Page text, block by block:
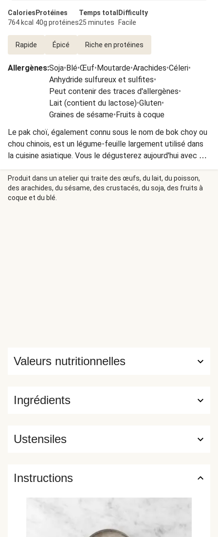
Calories
764 kcal
Protéines
40g protéines
Temps total
25 minutes
Difficulty
Facile
Rapide Épicé Riche en protéines
Allergènes:Soja•Blé•Œuf•Moutarde•Arachides•Céleri•
Anhydride sulfureux et sulfites•
Peut contenir des traces d'allergènes•
Lait (contient du lactose)•Gluten•
Graines de sésame•Fruits à coque
Le pak choï, également connu sous le nom de bok choy ou
chou chinois, est un légume-feuille largement utilisé dans
la cuisine asiatique. Vous le dégusterez aujourd'hui avec un
poulet épicé et du riz, sans oublier les cacahuètes pour la
touche de croquant !
Produit dans un atelier qui traite des œufs, du lait, du poisson,
des arachides, du sésame, des crustacés, du soja, des fruits à
coque et du blé.
Ingrédients
Valeurs nutritionnelles
Ustensiles
Instructions